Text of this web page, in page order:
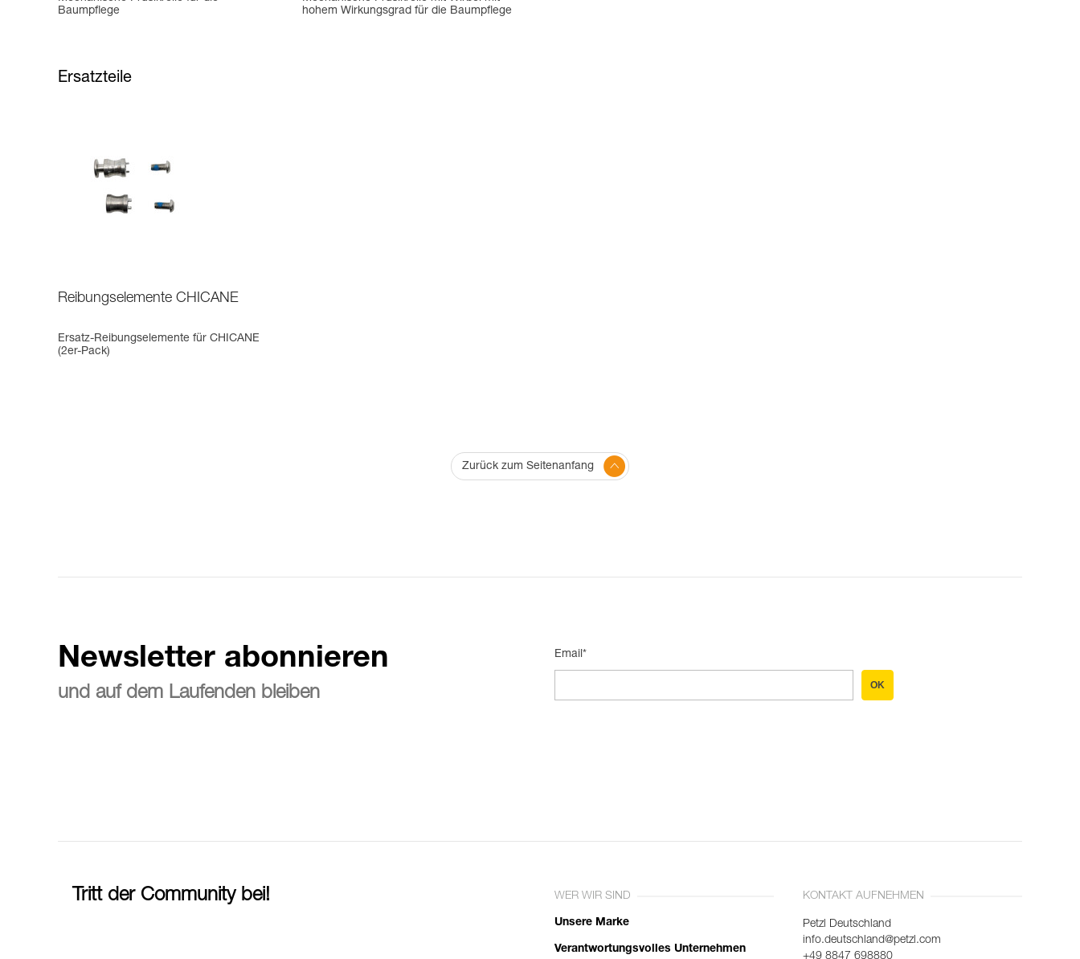
Baumpflege
hohem Wirkungsgrad für die Baumpflege
Ersatzteile
Reibungselemente CHICANE
Ersatz-Reibungselemente für CHICANE
(2er-Pack)
Zurück zum Seitenanfang
Newsletter abonnieren
und auf dem Laufenden bleiben
Email*
OK
Tritt der Community bei! WER WIR SIND
Unsere Marke
Verantwortungsvolles Unternehmen
KONTAKT AUFNEHMEN
Petzl Deutschland
info.deutschland@petzl.com
+49 8847 698880